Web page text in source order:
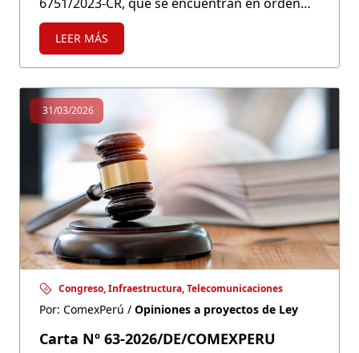
del día.
LEER MÁS
31/03/2026
Congreso, Infraestructura, Telecomunicaciones
Por: ComexPerú / Opiniones a proyectos de Ley
Carta Nº 63-2026/DE/COMEXPERU